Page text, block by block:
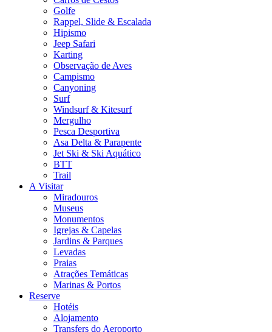
Golfe
Rappel, Slide & Escalada
Hipismo
Jeep Safari
Karting
Observação de Aves
Campismo
Canyoning
Surf
Windsurf & Kitesurf
Mergulho
Pesca Desportiva
Asa Delta & Parapente
Jet Ski & Ski Aquático
BTT
Trail
A Visitar
Miradouros
Museus
Monumentos
Igrejas & Capelas
Jardins & Parques
Levadas
Praias
Atrações Temáticas
Marinas & Portos
Reserve
Hotéis
Alojamento
Transfers do Aeroporto